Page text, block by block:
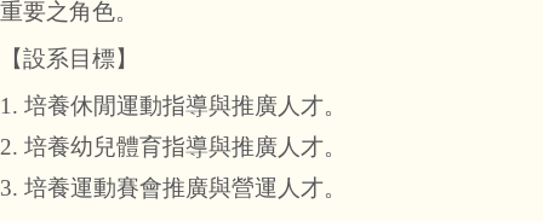
重要之角色。
【設系目標】
1. 培養休閒運動指導與推廣人才。
2. 培養幼兒體育指導與推廣人才。
3. 培養運動賽會推廣與營運人才。